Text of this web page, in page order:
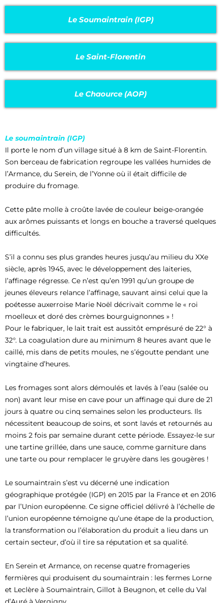
Le Soumaintrain (IGP)
Le Saint-Florentin
Le Chaource (AOP)
Le soumaintrain (IGP)
Il porte le nom d’un village situé à 8 km de Saint-Florentin.
Son berceau de fabrication regroupe les vallées humides de
l’Armance, du Serein, de l’Yonne où il était difficile de
produire du fromage.
Cette pâte molle à croûte lavée de couleur beige-orangée
aux arômes puissants et longs en bouche a traversé quelques
difficultés.
S’il a connu ses plus grandes heures jusqu’au milieu du XXe
siècle, après 1945, avec le développement des laiteries,
l’affinage régresse. Ce n’est qu’en 1991 qu’un groupe de
jeunes éleveurs relance l’affinage, sauvant ainsi celui que la
poétesse auxerroise Marie Noël décrivait comme le « roi
moelleux et doré des crèmes bourguignonnes » !
Pour le fabriquer, le lait trait est aussitôt emprésuré de 22° à
32°. La coagulation dure au minimum 8 heures avant que le
caillé, mis dans de petits moules, ne s’égoutte pendant une
vingtaine d’heures.
Les fromages sont alors démoulés et lavés à l’eau (salée ou
non) avant leur mise en cave pour un affinage qui dure de 21
jours à quatre ou cinq semaines selon les producteurs. Ils
nécessitent beaucoup de soins, et sont lavés et retournés au
moins 2 fois par semaine durant cette période. Essayez-le sur
une tartine grillée, dans une sauce, comme garniture dans
une tarte ou pour remplacer le gruyère dans les gougères !
Le soumaintrain s’est vu décerné une indication
géographique protégée (IGP) en 2015 par la France et en 2016
par l’Union européenne. Ce signe officiel délivré à l’échelle de
l’union européenne témoigne qu’une étape de la production,
la transformation ou l’élaboration du produit a lieu dans un
certain secteur, d’où il tire sa réputation et sa qualité.
En Serein et Armance, on recense quatre fromageries
fermières qui produisent du soumaintrain : les fermes Lorne
et Leclère à Soumaintrain, Gillot à Beugnon, et celle du Val